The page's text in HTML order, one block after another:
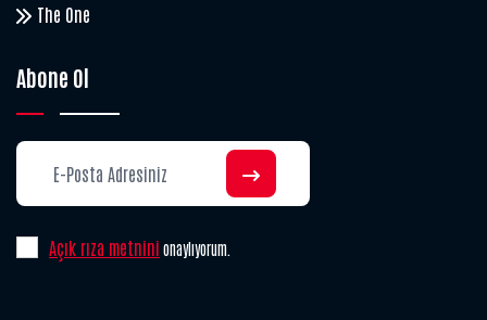
The One
Abone Ol
Açık rıza metnini onaylıyorum.